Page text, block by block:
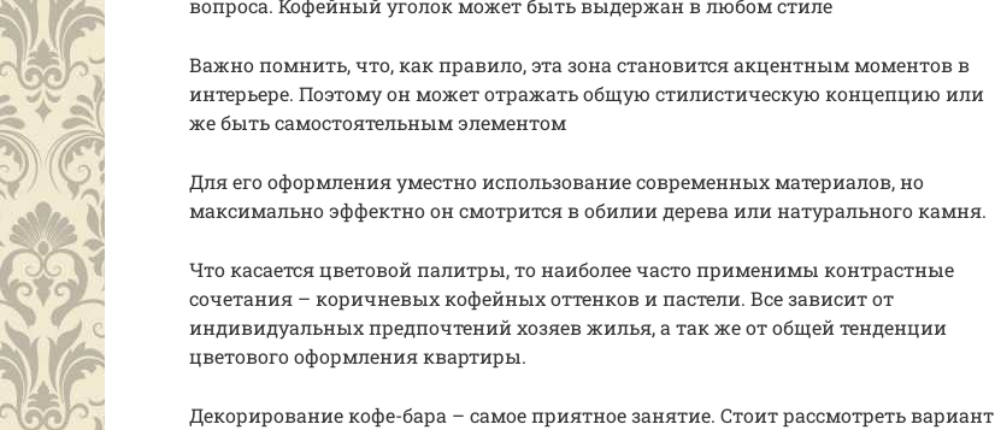
вопроса. Кофейный уголок может быть выдержан в любом стиле
Важно помнить, что, как правило, эта зона становится акцентным моментов в
интерьере. Поэтому он может отражать общую стилистическую концепцию или
же быть самостоятельным элементом
Для его оформления уместно использование современных материалов, но
максимально эффектно он смотрится в обилии дерева или натурального камня.
Что касается цветовой палитры, то наиболее часто применимы контрастные
сочетания – коричневых кофейных оттенков и пастели. Все зависит от
индивидуальных предпочтений хозяев жилья, а так же от общей тенденции
цветового оформления квартиры.
Декорирование кофе-бара – самое приятное занятие. Стоит рассмотреть вариант